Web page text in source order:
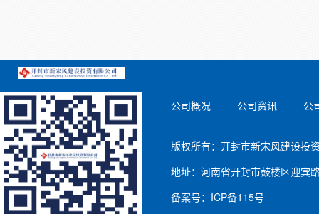
公司概况 公司资讯 公
版权所有：开封市新宋风建设
地址：河南省开封市鼓楼区迎
备案号：ICP备115号